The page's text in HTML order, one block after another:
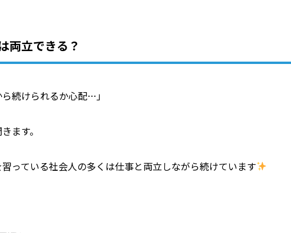
両立できる？
ら続けられるか心配…」
ます。
っている社会人の多くは仕事と両立しながら続けています